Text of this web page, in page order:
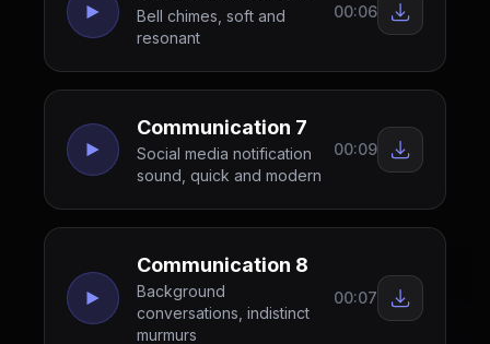
Bell chimes, soft and
resonant
00:06
Communication 7
Social media notification
sound, quick and modern
00:09
Communication 8
Background
conversations, indistinct
murmurs
00:07